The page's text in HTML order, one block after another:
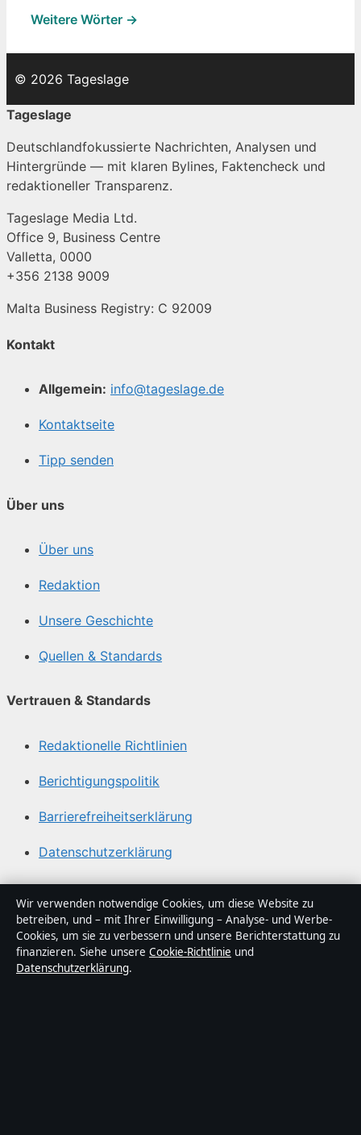
Weitere Wörter →
© 2026 Tageslage
Tageslage
Deutschlandfokussierte Nachrichten, Analysen und
Hintergründe — mit klaren Bylines, Faktencheck und
redaktioneller Transparenz.
Tageslage Media Ltd.
Office 9, Business Centre
Valletta, 0000
+356 2138 9009
Malta Business Registry: C 92009
Kontakt
Allgemein: info@tageslage.de
Kontaktseite
Tipp senden
Über uns
Über uns
Redaktion
Unsere Geschichte
Quellen & Standards
Vertrauen & Standards
Redaktionelle Richtlinien
Berichtigungspolitik
Barrierefreiheitserklärung
Datenschutzerklärung
Über Tageslage in Kürze
Tageslage ist ein unabhängiger digitaler
Nachrichtenanbieter mit Fokus auf Politik, Wirtschaft,
Technik und Gesellschaft in Deutschland. Jeder Artikel
Wir verwenden notwendige Cookies, um diese Website zu
betreiben, und – mit Ihrer Einwilligung – Analyse- und Werbe-
Cookies, um sie zu verbessern und unsere Berichterstattung zu
finanzieren. Siehe unsere Cookie-Richtlinie und
Datenschutzerklärung.